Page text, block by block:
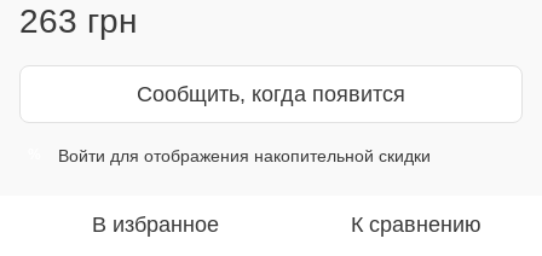
263 грн
Сообщить, когда появится
Войти для отображения накопительной скидки
В избранное К сравнению